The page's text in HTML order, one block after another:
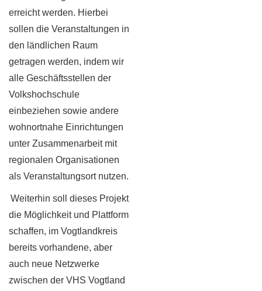
erreicht werden. Hierbei
sollen die Veranstaltungen in
den ländlichen Raum
getragen werden, indem wir
alle Geschäftsstellen der
Volkshochschule
einbeziehen sowie andere
wohnortnahe Einrichtungen
unter Zusammenarbeit mit
regionalen Organisationen
als Veranstaltungsort nutzen.
Weiterhin soll dieses Projekt
die Möglichkeit und Plattform
schaffen, im Vogtlandkreis
bereits vorhandene, aber
auch neue Netzwerke
zwischen der VHS Vogtland